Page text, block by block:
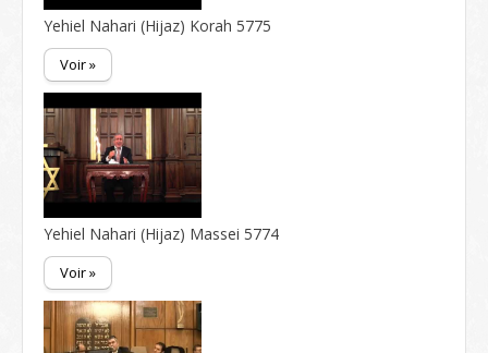
Yehiel Nahari (Hijaz) Korah 5775
Voir »
Yehiel Nahari (Hijaz) Massei 5774
Voir »